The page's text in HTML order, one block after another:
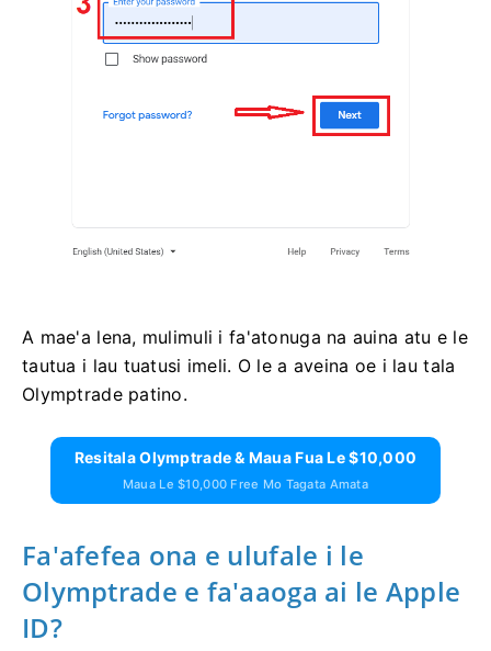
A mae'a lena, mulimuli i fa'atonuga na auina atu e le
tautua i lau tuatusi imeli. O le a aveina oe i lau tala
Olymptrade patino.
Resitala Olymptrade & Maua Fua Le $10,000
Maua Le $10,000 Free Mo Tagata Amata
Fa'afefea ona e ulufale i le
Olymptrade e fa'aaoga ai le Apple
ID?